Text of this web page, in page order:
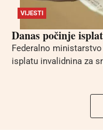
VIJESTI
Danas počinje
Federalno
isplatu invalidnina za